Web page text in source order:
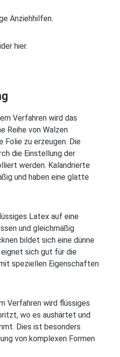
Anziehhilfen.
hier.
Verfahren wird das
Reihe von Walzen
Folie zu erzeugen. Die
die Einstellung der
werden. Kalandrierte
und haben eine glatte
Latex auf eine
und gleichmäßig
bildet sich eine dünne
sich gut für die
speziellen Eigenschaften
Verfahren wird flüssiges
wo es aushärtet und
Dies ist besonders
von komplexen Formen